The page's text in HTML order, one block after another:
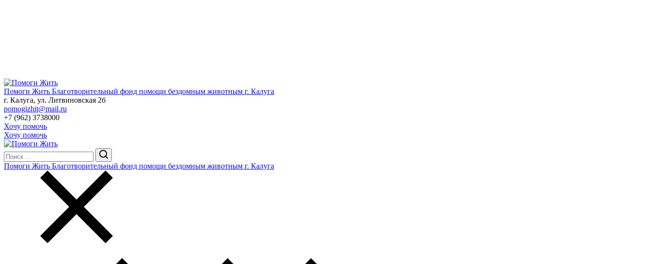
Помоги Жить Благотворительный фонд помощи бездомным животным г. Калуга
г. Калуга, ул. Литвиновская 2б
pomogizhit@mail.ru
+7 (962) 3738000
Хочу помочь
Хочу помочь
Помоги Жить Благотворительный фонд помощи бездомным животным г. Калуга